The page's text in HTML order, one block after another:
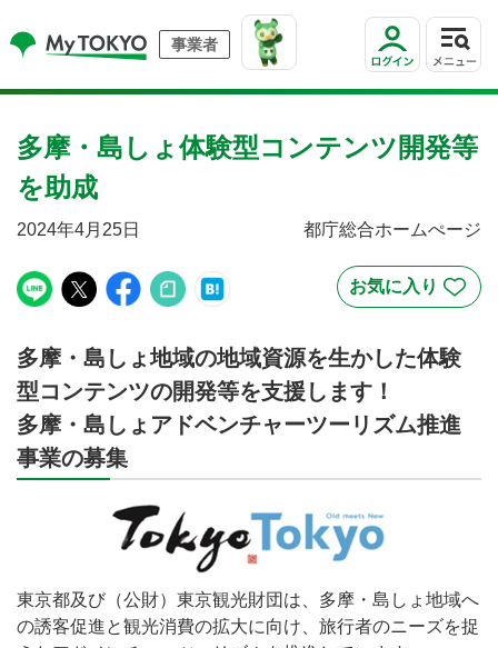
事業者
多摩・島しょ体験型コンテンツ開発等
を助成
2024年4月25日 都庁総合ホームぺージ
多摩・島しょ地域の地域資源を生かした体験
型コンテンツの開発等を支援します！
多摩・島しょアドベンチャーツーリズム推進
事業の募集
東京都及び（公財）東京観光財団は、多摩・島しょ地域へ
の誘客促進と観光消費の拡大に向け、旅行者のニーズを捉